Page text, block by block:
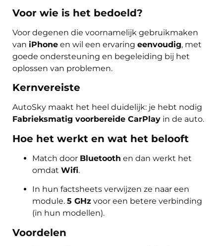
Voor wie is het bedoeld?
Voor degenen die voornamelijk gebruikmaken
van iPhone en wil een ervaring eenvoudig, met
goede ondersteuning en begeleiding bij het
oplossen van problemen.
Kernvereiste
AutoSky maakt het heel duidelijk: je hebt nodig
Fabrieksmatig voorbereide CarPlay in de auto.
Hoe het werkt en wat het belooft
Match door Bluetooth en dan werkt het
omdat Wifi.
In hun factsheets verwijzen ze naar een
module. 5 GHz voor een betere verbinding
(in hun modellen).
Voordelen